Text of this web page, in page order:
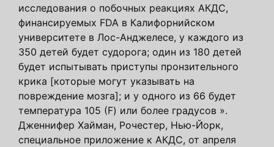
исследования о побочных реакциях АКДС,
финансируемых FDA в Калифорнийском
университете в Лос-Анджелесе, у каждого из
350 детей будет судорога; один из 180 детей
будет испытывать приступы пронзительного
крика [которые могут указывать на
повреждение мозга]; и у одного из 66 будет
температура 105 (F) или более градусов ».
Дженнифер Хайман, Рочестер, Нью-Йорк,
специальное приложение к АКДС, от апреля